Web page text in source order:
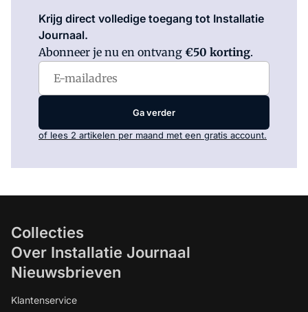
Krijg direct volledige toegang tot Installatie
Journaal.
Abonneer je nu en ontvang €50 korting.
Ga verder
of lees 2 artikelen per maand met een gratis account.
Collecties
Over Installatie Journaal
Nieuwsbrieven
Klantenservice